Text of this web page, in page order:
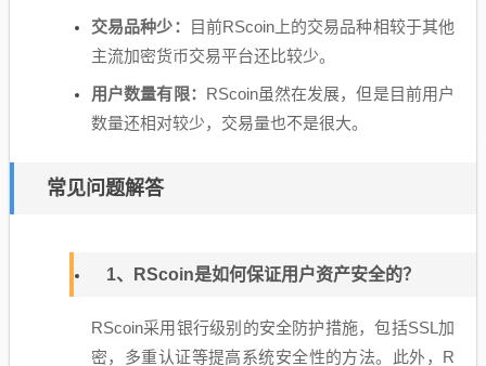
交易品种少：
目前RScoin上的交易品种相较于其他
主流加密货币交易平台还比较少。
用户数量有限： RScoin虽然在发展，但是目前用户
数量还相对较少，交易量也不是很大。
常见问题解答
1、RScoin是如何保证用户资产安全的？
RScoin采用银行级别的安全防护措施，包括SSL加
密，多重认证等提高系统安全性的方法。此外，R